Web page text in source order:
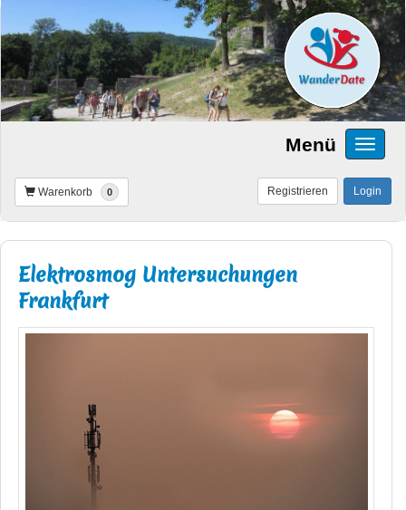
Menü
Warenkorb 0 Login
Registrieren
Elektrosmog Untersuchungen
Frankfurt